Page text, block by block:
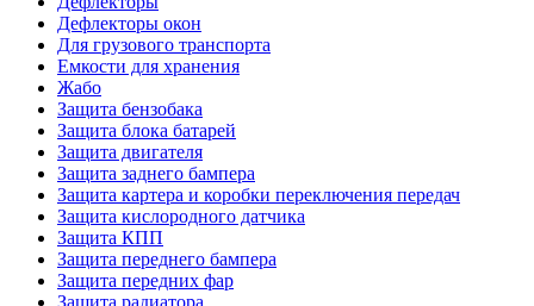
Дефлекторы окон
Для грузового транспорта
Емкости для хранения
Жабо
Защита бензобака
Защита блока батарей
Защита двигателя
Защита заднего бампера
Защита картера и коробки переключения передач
Защита кислородного датчика
Защита КПП
Защита переднего бампера
Защита передних фар
Защита радиатора